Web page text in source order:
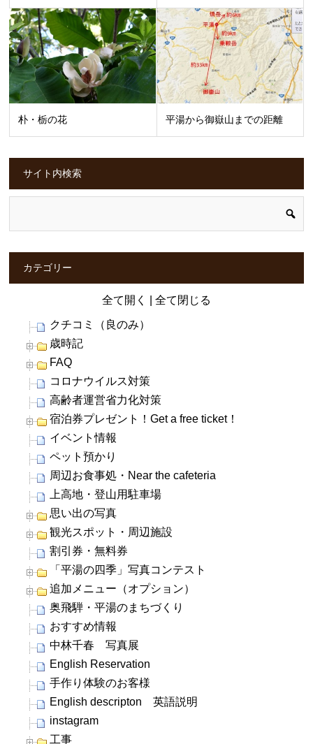
朴・栃の花 平湯から御嶽山までの距離
サイト内検索
カテゴリー
全て開く 全て閉じる
クチコミ（良のみ）
歳時記
FAQ
コロナウイルス対策
高齢者運営省力化対策
宿泊券プレゼント！Get a free ticket！
イベント情報
ペット預かり
周辺お食事処・Near the cafeteria
上高地・登山用駐車場
思い出の写真
観光スポット・周辺施設
割引券・無料券
「平湯の四季」写真コンテスト
追加メニュー（オプション）
奥飛騨・平湯のまちづくり
おすすめ情報
中林千春 写真展
English Reservation
手作り体験のお客様
English descripton 英語説明
instagram
工事